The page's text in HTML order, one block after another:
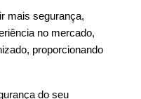
mais segurança,
no mercado,
proporcionando
do seu